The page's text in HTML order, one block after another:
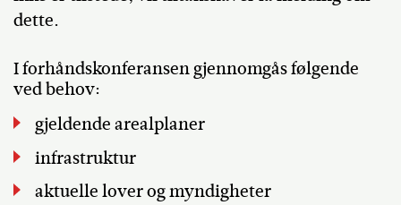
dette.
I forhåndskonferansen gjennomgås følgende
ved behov:
gjeldende arealplaner
infrastruktur
aktuelle lover og myndigheter